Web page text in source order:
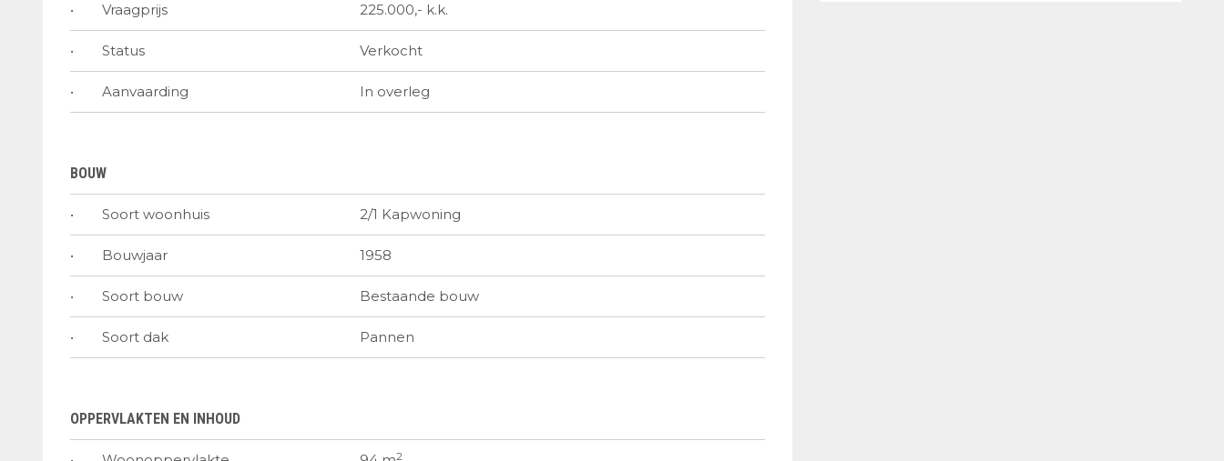
Vraagprijs 225.000,- k.k.
Status Verkocht
Aanvaarding In overleg
BOUW
Soort woonhuis 2/1 Kapwoning
Bouwjaar 1958
Soort bouw Bestaande bouw
Soort dak Pannen
OPPERVLAKTEN EN INHOUD
2